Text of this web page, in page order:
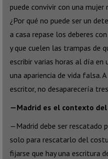
puede convivir con una
¿Por qué no puede ser un
a casa repase los deberes
y que cuelen las trampas de
escribir varias horas al día en
una apariencia de vida falsa.
escritor, no desaparecería
—Madrid es el contexto
—Madrid debe ser rescatado
solo para rescatarlo del
fijarse que hay una escritura